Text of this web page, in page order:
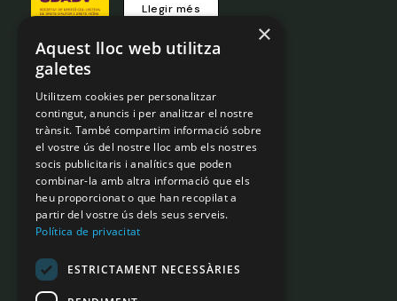
Llegir més
Portal de transparència
Legislació
Normativa Interna
Governança
Avís Legal
Política de privadesa
amb nosaltres
×
Aquest lloc web utilitza
galetes
Utilitzem cookies per personalitzar
contingut, anuncis i per analitzar el nostre
trànsit. També compartim informació sobre
el vostre ús del nostre lloc amb els nostres
socis publicitaris i analítics que poden
combinar-la amb altra informació que els
heu proporcionat o que han recopilat a
partir del vostre ús dels seus serveis.
Política de privacitat
ESTRICTAMENT NECESSÀRIES